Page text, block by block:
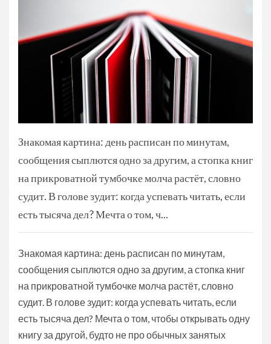
Знакомая картина: день расписан по минутам,
сообщения сыплются одно за другим, а стопка книг
на прикроватной тумбочке молча растёт, словно
судит. В голове зудит: когда успевать читать, если
есть тысяча дел? Мечта о том, ч...
Знакомая картина: день расписан по минутам,
сообщения сыплются одно за другим, а стопка книг
на прикроватной тумбочке молча растёт, словно
судит. В голове зудит: когда успевать читать, если
есть тысяча дел? Мечта о том, чтобы открывать одну
книгу за другой, будто не про обычных занятых